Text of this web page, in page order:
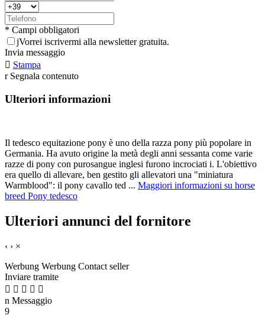
* Campi obbligatori
jVorrei iscrivermi alla newsletter gratuita.
Invia messaggio
 Stampa
r Segnala contenuto
Ulteriori informazioni
Il tedesco equitazione pony è uno della razza pony più popolare in
Germania. Ha avuto origine la metà degli anni sessanta come varie
razze di pony con purosangue inglesi furono incrociati i. L'obiettivo
era quello di allevare, ben gestito gli allevatori una "miniatura
Warmblood": il pony cavallo ted ... Maggiori informazioni su horse
breed Pony tedesco
Ulteriori annunci del fornitore
‹ › ×
Werbung Werbung Contact seller
Inviare tramite
    
n Messaggio
9